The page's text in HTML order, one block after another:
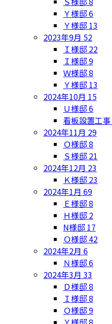
Ｙ様邸6
Ｙ様邸 13
2023年9月 52
Ｉ様邸 22
Ｉ様邸9
Ｗ様邸8
Ｙ様邸 13
2024年10月 15
Ｕ様邸6
看板設置工事
2024年11月 29
Ｏ様邸8
Ｓ様邸 21
2024年12月 23
Ｋ様邸 23
2024年1月 69
Ｅ様邸8
Ｈ様邸 2
N様邸 17
Ｏ様邸42
2024年2月 6
Ｎ様邸6
2024年3月 33
Ｄ様邸8
Ｉ様邸8
Ｏ様邸9